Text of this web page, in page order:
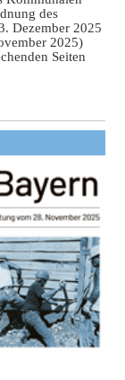
des
Dezember 2025
2025)
Seiten